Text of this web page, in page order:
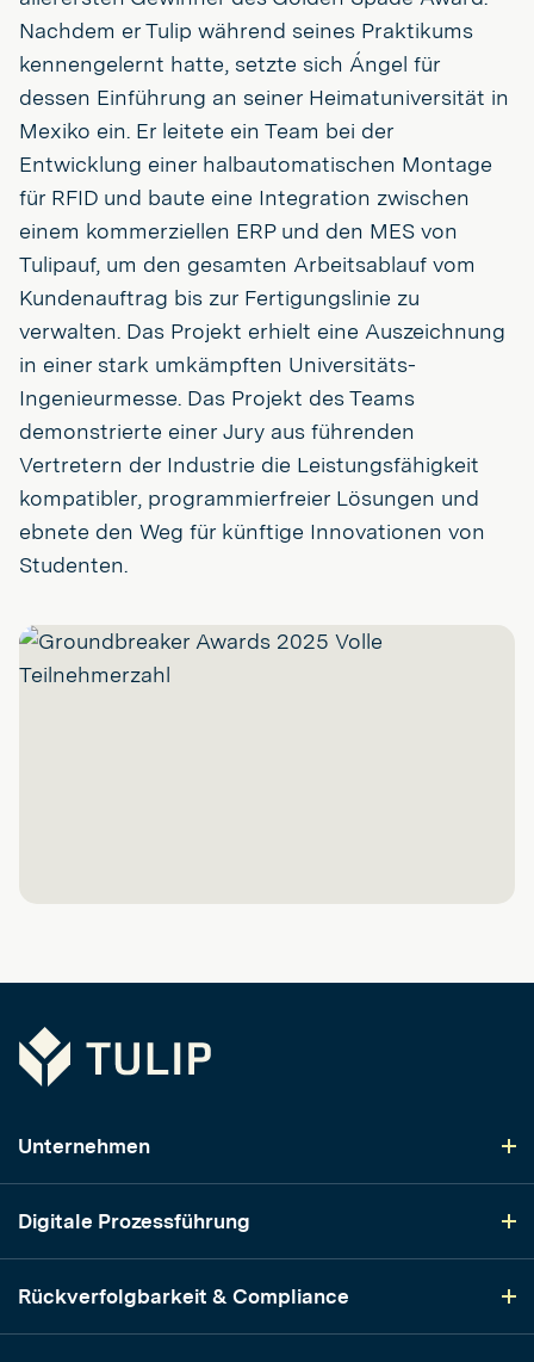
Nachdem er Tulip während seines Praktikums
kennengelernt hatte, setzte sich Ángel für
dessen Einführung an seiner Heimatuniversität in
Mexiko ein. Er leitete ein Team bei der
Entwicklung einer halbautomatischen Montage
für RFID und baute eine Integration zwischen
einem kommerziellen ERP und den MES von
Tulipauf, um den gesamten Arbeitsablauf vom
Kundenauftrag bis zur Fertigungslinie zu
verwalten. Das Projekt erhielt eine Auszeichnung
in einer stark umkämpften Universitäts-
Ingenieurmesse. Das Projekt des Teams
demonstrierte einer Jury aus führenden
Vertretern der Industrie die Leistungsfähigkeit
kompatibler, programmierfreier Lösungen und
ebnete den Weg für künftige Innovationen von
Studenten.
Tulip
Unternehmen
Digitale Prozessführung
Rückverfolgbarkeit & Compliance